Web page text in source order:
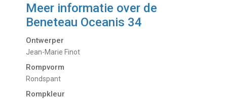
Meer informatie over de
Beneteau Oceanis 34
Ontwerper
Jean-Marie Finot
Rompvorm
Rondspant
Rompkleur